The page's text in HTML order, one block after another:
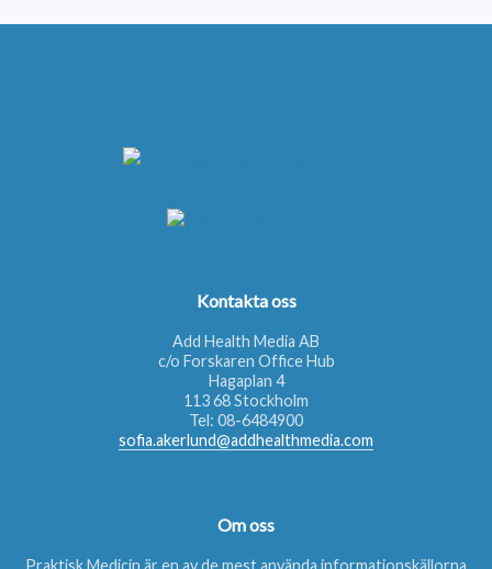
Kontakta oss
Add Health Media AB
c/o Forskaren Office Hub
Hagaplan 4
113 68 Stockholm
Tel: 08-6484900
sofia.akerlund@addhealthmedia.com
Om oss
Praktisk Medicin är en av de mest använda informationskällorna